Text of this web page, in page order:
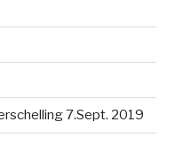
7.Sept. 2019